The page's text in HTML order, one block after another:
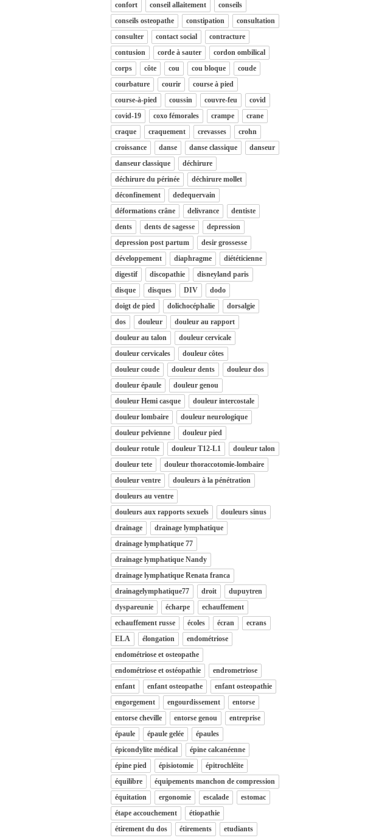
confort
conseil allaitement
conseils
conseils osteopathe
constipation
consultation
consulter
contact social
contracture
contusion
corde à sauter
cordon ombilical
corps
côte cou cou bloque
coude
courbature
courir
course à pied
course-à-pied
coussin couvre-feu
covid
covid-19
coxo fémorales crampe
crane
craque
craquement crevasses
crohn
croissance
danse danse classique
danseur
danseur classique
déchirure
déchirure du périnée
déchirure mollet
déconfinement
dedequervain
déformations crâne
delivrance
dentiste
dents
dents de sagesse
depression
depression post partum
desir grossesse
développement
diaphragme
diététicienne
digestif
discopathie
disneyland paris
disque
disques DIV
dodo
doigt de pied
dolichocéphalie
dorsalgie
dos
douleur
douleur au rapport
douleur au talon
douleur cervicale
douleur cervicales
douleur côtes
douleur coude
douleur dents
douleur dos
douleur épaule
douleur genou
douleur Hemi casque
douleur intercostale
douleur lombaire
douleur neurologique
douleur pelvienne
douleur pied
douleur rotule
douleur T12-L1
douleur talon
douleur tete
douleur thoraccotomie-lombaire
douleur ventre
douleurs à la pénétration
douleurs au ventre
douleurs aux rapports sexuels
douleurs sinus
drainage
drainage lymphatique
drainage lymphatique 77
drainage lymphatique Nandy
drainage lymphatique Renata franca
drainagelymphatique77
droit
dupuytren
dyspareunie
écharpe
echauffement
echauffement russe
écoles écran
ecrans
ELA
élongation
endométriose
endométriose et osteopathe
endométriose et ostéopathie
endrometriose
enfant
enfant osteopathe
enfant osteopathie
engorgement
engourdissement
entorse
entorse cheville
entorse genou
entreprise
épaule
épaule gelée
épaules
épicondylite médical
épine calcanéenne
épine pied
épisiotomie
épitrochléite
équilibre
équipements manchon de compression
équitation
ergonomie escalade
estomac
étape accouchement
étiopathie
étirement du dos
étirements etudiants